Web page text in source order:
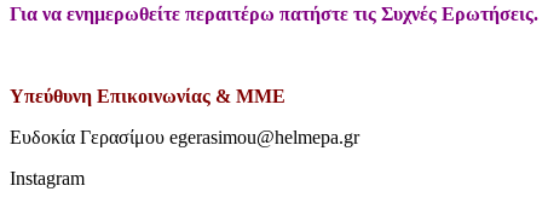
Για να ενημερωθείτε περαιτέρω πατήστε τις Συχνές Ερωτήσεις.
Υπεύθυνη Επικοινωνίας & ΜΜΕ
Ευδοκία Γερασίμου egerasimou@helmepa.gr
Instagram